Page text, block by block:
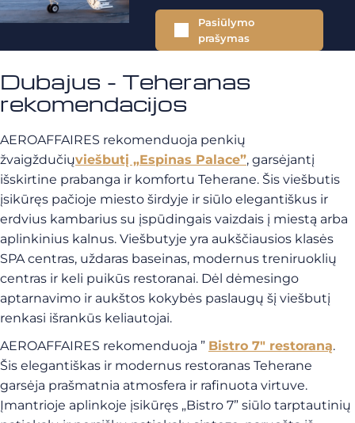
Pasiūlymo
prašymas
Dubajus - Teheranas
rekomendacijos
AEROAFFAIRES rekomenduoja penkių
žvaigždučiųviešbutį „Espinas Palace”, garsėjantį
išskirtine prabanga ir komfortu Teherane. Šis viešbutis
įsikūręs pačioje miesto širdyje ir siūlo elegantiškus ir
erdvius kambarius su įspūdingais vaizdais į miestą arba
aplinkinius kalnus. Viešbutyje yra aukščiausios klasės
SPA centras, uždaras baseinas, modernus treniruoklių
centras ir keli puikūs restoranai. Dėl dėmesingo
aptarnavimo ir aukštos kokybės paslaugų šį viešbutį
renkasi išrankūs keliautojai.
AEROAFFAIRES rekomenduoja ” Bistro 7″ restoraną.
Šis elegantiškas ir modernus restoranas Teherane
garsėja prašmatnia atmosfera ir rafinuota virtuve.
Įmantrioje aplinkoje įsikūręs „Bistro 7” siūlo tarptautinių